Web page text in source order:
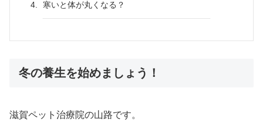
寒いと体が丸くなる？
冬の養生を始めましょう！
滋賀ペット治療院の山路です。